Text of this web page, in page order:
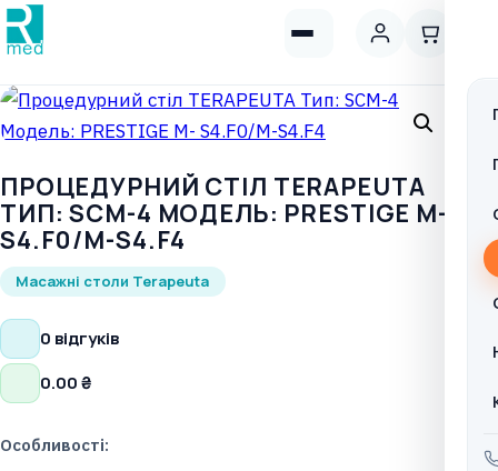
ПРОЦЕДУРНИЙ СТІЛ TERAPEUTA
ТИП: SCM-4 МОДЕЛЬ: PRESTIGE М-
S4.F0/M-S4.F4
Масажні столи Terapeuta
0 відгуків
0.00₴
Особливості: